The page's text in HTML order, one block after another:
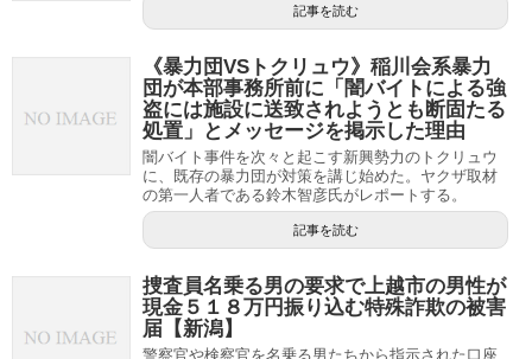
記事を読む
《暴力団VSトクリュウ》稲川会系暴力
団が本部事務所前に「闇バイトによる強
盗には施設に送致されようとも断固たる
処置」とメッセージを掲示した理由
闇バイト事件を次々と起こす新興勢力のトクリュウ
に、既存の暴力団が対策を講じ始めた。ヤクザ取材
の第一人者である鈴木智彦氏がレポートする。
記事を読む
捜査員名乗る男の要求で上越市の男性が
現金５１８万円振り込む特殊詐欺の被害
届【新潟】
警察官や検察官を名乗る男たちから指示された口座